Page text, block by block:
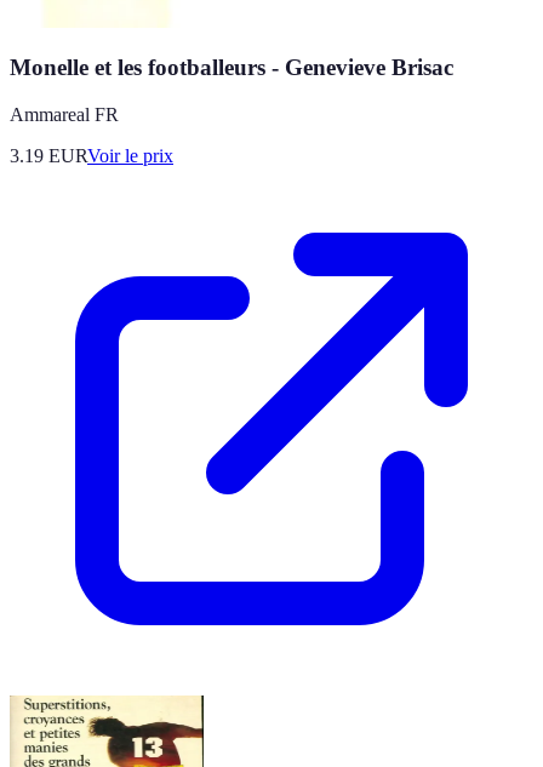
Monelle et les footballeurs - Genevieve Brisac
Ammareal FR
3.19 EURVoir le prix